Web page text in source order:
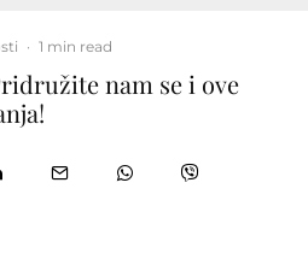
· 1 min read
nam se i ove